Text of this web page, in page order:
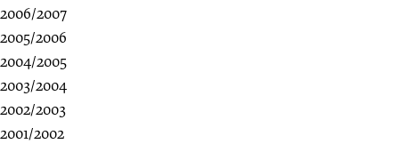
2006/2007
2005/2006
2004/2005
2003/2004
2002/2003
2001/2002